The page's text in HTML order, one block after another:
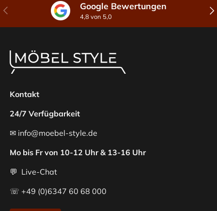
Vorherige Google Bewertungen
4,8 von 5,0
Kontakt
24/7 Verfügbarkeit
✉ info@moebel-style.de
Mo bis Fr von 10-12 Uhr & 13-16 Uhr
💬 Live-Chat
☏ +49 (0)6347 60 68 000